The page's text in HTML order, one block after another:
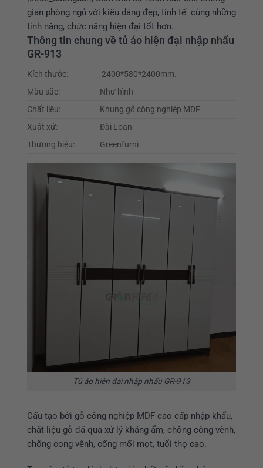
gian phòng ngủ với kiểu dáng đẹp, tinh tế cùng những
tính năng, chức năng hiện đại tốt hơn.
Thông tin chung về tủ áo hiện đại nhập nhẩu
GR-913
Kích thước:
2400*580*2400mm.
Màu sắc:
Như hình
Chất liệu:
Khung gỗ công nghiệp MDF
Xuất xứ:
Đài Loan
Thương hiệu:
Greenfurni
Tủ áo hiện đại nhập nhẩu GR-913
Cấu tạo bởi gỗ công nghiệp MDF cao cấp nhập khẩu,
chất liệu gỗ đã qua xử lý kháng ẩm, chống công vênh,
chống cong vênh, cống mối mọt, tuổi thọ cao.